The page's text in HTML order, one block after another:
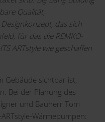
Qualität,
das sich
für das die REMKO-
ARTstylewie geschaffen
Gebäude sichtbar ist,
Bei der Planung des
und Bauherr Tom
Wärmepumpen: